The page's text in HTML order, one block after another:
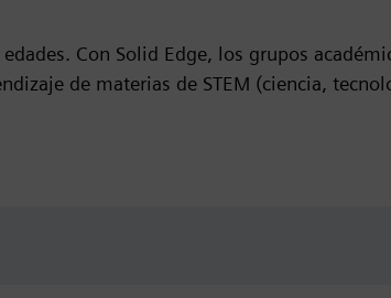
Con Solid Edge, los grupos
de materias de STEM (ciencia,